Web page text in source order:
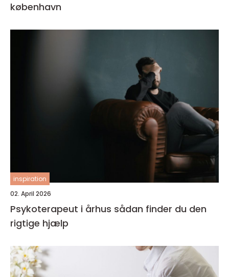
københavn
inspiration
02. April 2026
Psykoterapeut i århus sådan finder du den
rigtige hjælp